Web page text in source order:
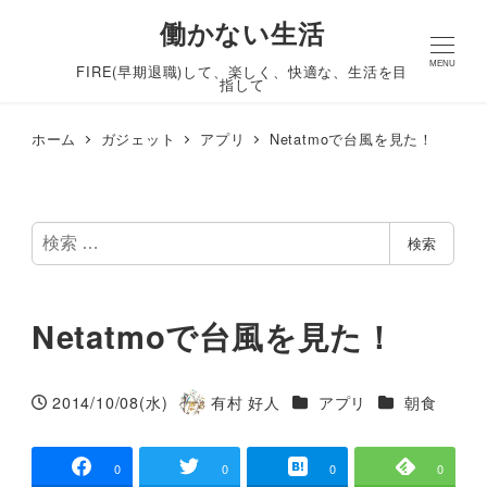
働かない生活
FIRE(早期退職)して、楽しく、快適な、生活を目
指して
MENU
ホーム ガジェット アプリ Netatmoで台風を見た！
検
索
検索
Netatmoで台風を見た！
投稿日
2014/10/08(水)
著
有村 好人 カテゴリー
アプリ カテゴリー
朝食
0 0 0 0